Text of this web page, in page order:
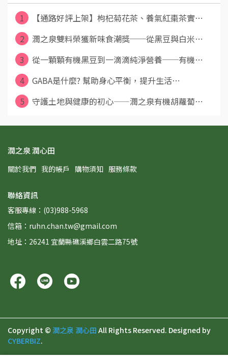
1
【通路好評上架】枸杞菊花茶、養氣紅棗茶實⋯
2
潤之泉雙料榮獲新味食潮獎──從黑豆與白米⋯
3
從一顆顆有機黑豆到一滴滴純淨營養──有機⋯
4
GABA是什麼? 幫助身心平衡，提升生活⋯
5
守護土地與健康的初心——潤之泉有機胡蘿蔔⋯
潤之泉 潤心田
關於我們 我的帳戶 購物須知 服務條款
聯絡資訊
客服專線：(03)988-5968
信箱：ruhn.chan.tw@gmail.com
地址：26241 宜蘭縣礁溪鄉白雲二路75號
Copyright © 潤之泉 潤心田 All Rights Reserved. Designed by
CYBERBIZ.